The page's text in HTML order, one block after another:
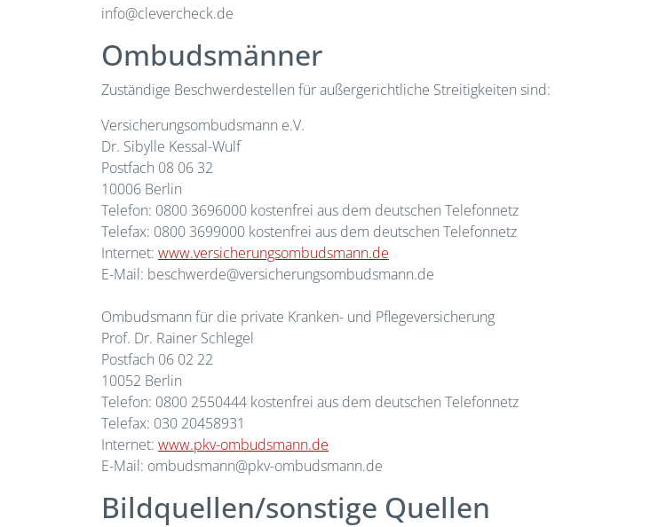
info@clevercheck.de
Ombudsmänner
Zuständige Beschwerdestellen für außergerichtliche Streitigkeiten sind:
Versicherungsombudsmann e.V.
Dr. Sibylle Kessal-Wulf
Postfach 08 06 32
10006 Berlin
Telefon: 0800 3696000 kostenfrei aus dem deutschen Telefonnetz
Telefax: 0800 3699000 kostenfrei aus dem deutschen Telefonnetz
Internet: www.versicherungsombudsmann.de
E-Mail: beschwerde@versicherungsombudsmann.de
Ombudsmann für die private Kranken- und Pflegeversicherung
Prof. Dr. Rainer Schlegel
Postfach 06 02 22
10052 Berlin
Telefon: 0800 2550444 kostenfrei aus dem deutschen Telefonnetz
Telefax: 030 20458931
Internet: www.pkv-ombudsmann.de
E-Mail: ombudsmann@pkv-ombudsmann.de
Bildquellen/sonstige Quellen